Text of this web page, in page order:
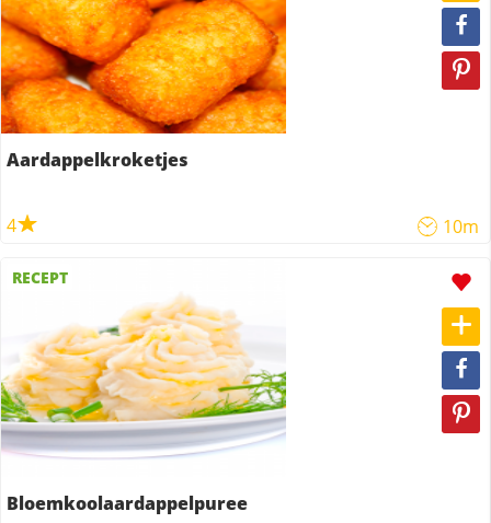
Aardappelkroketjes
4 10m
RECEPT
Bloemkoolaardappelpuree